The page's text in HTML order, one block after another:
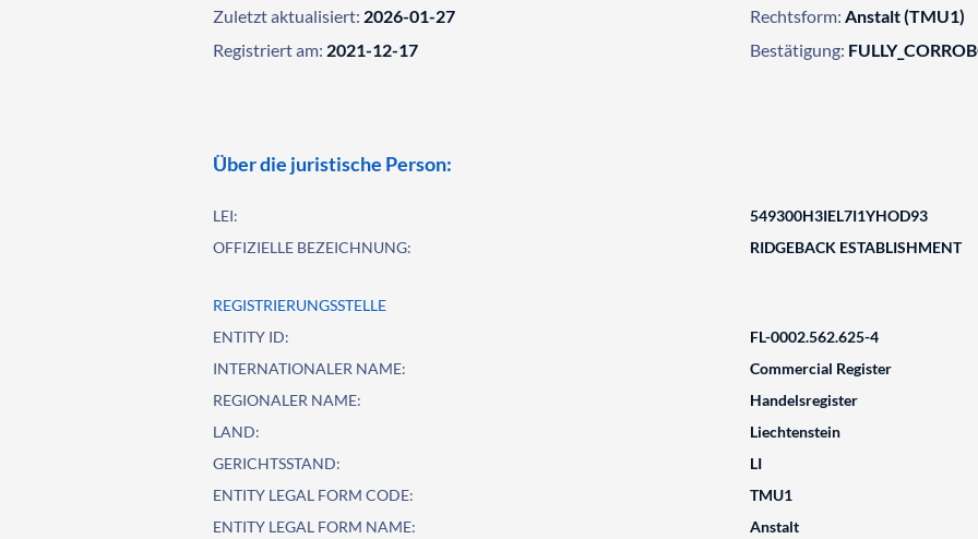
Zuletzt aktualisiert: 2026-01-27
Registriert am: 2021-12-17
Rechtsform: Anstalt (TMU1)
Bestätigung:
Über die juristische Person:
LEI:
549300H3IEL7I1YHOD93
OFFIZIELLE BEZEICHNUNG:
RIDGEBACK ESTABLISHMENT
REGISTRIERUNGSSTELLE
ENTITY ID:
FL-0002.562.625-4
INTERNATIONALER NAME:
Commercial Register
REGIONALER NAME:
Handelsregister
LAND:
Liechtenstein
GERICHTSSTAND:
LI
ENTITY LEGAL FORM CODE:
TMU1
ENTITY LEGAL FORM NAME:
Anstalt